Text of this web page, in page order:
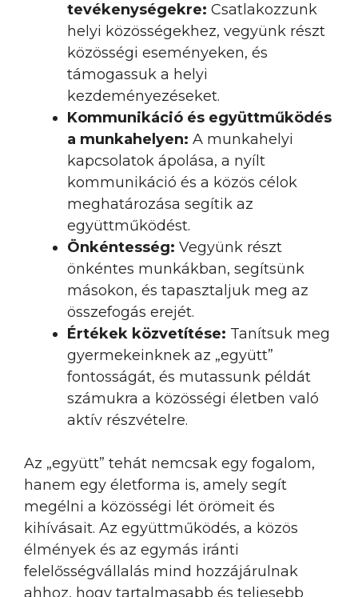
tevékenységekre: Csatlakozzunk
helyi közösségekhez, vegyünk részt
közösségi eseményeken, és
támogassuk a helyi
kezdeményezéseket.
Kommunikáció és együttműködés
a munkahelyen: A munkahelyi
kapcsolatok ápolása, a nyílt
kommunikáció és a közös célok
meghatározása segítik az
együttműködést.
Önkéntesség: Vegyünk részt
önkéntes munkákban, segítsünk
másokon, és tapasztaljuk meg az
összefogás erejét.
Értékek közvetítése: Tanítsuk meg
gyermekeinknek az „együtt”
fontosságát, és mutassunk példát
számukra a közösségi életben való
aktív részvételre.
Az „együtt” tehát nemcsak egy fogalom,
hanem egy életforma is, amely segít
megélni a közösségi lét örömeit és
kihívásait. Az együttműködés, a közös
élmények és az egymás iránti
felelősségvállalás mind hozzájárulnak
ahhoz, hogy tartalmasabb és teljesebb